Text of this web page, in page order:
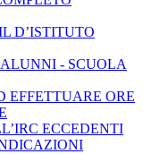
D’ISTITUTO
- SCUOLA
EFFETTUARE ORE
ECCEDENTI